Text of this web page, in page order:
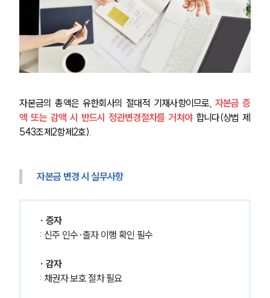
자본금의 총액은 유한회사의 절대적 기재사항이므로, 자본금 증
액 또는 감액 시 반드시 정관변경절차를 거쳐야 합니다(상법 제
543조제2항제2호).
자본금 변경 시 실무사항
∙ 증자
: 신주 인수·출자 이행 확인 필수
∙ 감자
: 채권자 보호 절차 필요